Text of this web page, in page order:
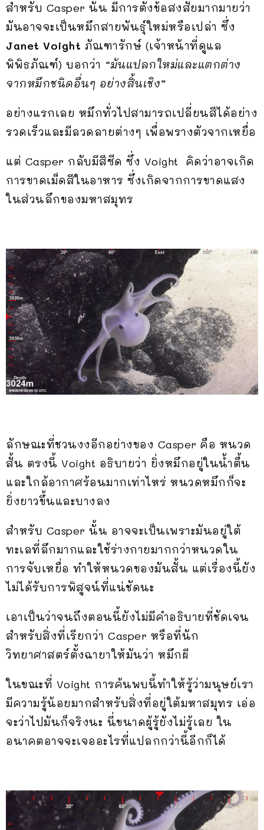
สำหรับ Casper นั้น มีการตั้งข้อสงสัยมากมายว่า
มันอาจจะเป็นหมึกสายพันธุ์ใหม่หรือเปล่า ซึ่ง
Janet Voight ภัณฑารักษ์ (เจ้าหน้าที่ดูแล
พิพิธภัณฑ์) บอกว่า “มันแปลกใหม่และแตกต่าง
จากหมึกชนิดอื่นๆ อย่างสิ้นเชิง”
อย่างแรกเลย หมึกทั่วไปสามารถเปลี่ยนสีได้อย่าง
รวดเร็วและมีลวดลายต่างๆ เพื่อพรางตัวจากเหยื่อ
แต่ Casper กลับมีสีซีด ซึ่ง Voight คิดว่าอาจเกิด
การขาดเม็ดสีในอาหาร ซึ่งเกิดจากการขาดแสง
ในส่วนลึกของมหาสมุทร
ลักษณะที่ชวนงงอีกอย่างของ Casper คือ หนวด
สั้น ตรงนี้ Voight อธิบายว่า ยิ่งหมึกอยู่ในน้ำตื้น
และใกล้อากาศร้อนมากเท่าไหร่ หนวดหมึกก็จะ
ยิ่งยาวขึ้นและบางลง
สำหรับ Casper นั้น อาจจะเป็นเพราะมันอยู่ใต้
ทะเลที่ลึกมากและใช้ร่างกายมากกว่าหนวดใน
การจับเหยื่อ ทำให้หนวดของมันสั้น แต่เรื่องนี้ยัง
ไม่ได้รับการพิสูจน์ที่แน่ชัดนะ
เอาเป็นว่าจนถึงตอนนี้ยังไม่มีคำอธิบายที่ชัดเจน
สำหรับสิ่งที่เรียกว่า Casper หรือที่นัก
วิทยาศาสตร์ตั้งฉายาให้มันว่า หมึกผี
ในขณะที่ Voight การค้นพบนี้ทำให้รู้ว่ามนุษย์เรา
มีความรู้น้อยมากสำหรับสิ่งที่อยู่ใต้มหาสมุทร เอ่อ
จะว่าไปมันก็จริงนะ นี่ขนาดผู้รู้ยังไม่รู้เลย ใน
อนาคตอาจจะเจออะไรที่แปลกกว่านี้อีกก็ได้